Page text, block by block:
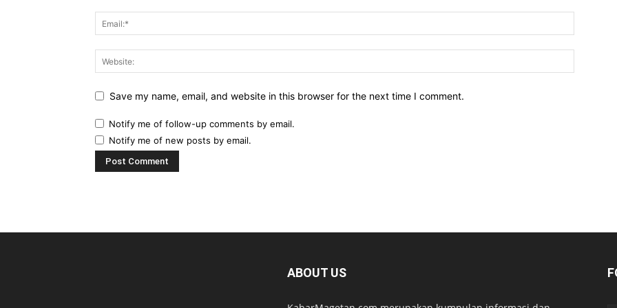
Save my name, email, and website in this browser for the next time I comment.
Notify me of follow-up comments by email.
Notify me of new posts by email.
ABOUT US